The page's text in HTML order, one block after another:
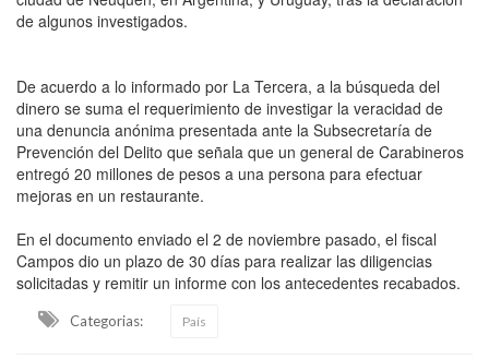
de algunos investigados.
De acuerdo a lo informado por La Tercera, a la búsqueda del
dinero se suma el requerimiento de investigar la veracidad de
una denuncia anónima presentada ante la Subsecretaría de
Prevención del Delito que señala que un general de Carabineros
entregó 20 millones de pesos a una persona para efectuar
mejoras en un restaurante.
En el documento enviado el 2 de noviembre pasado, el fiscal
Campos dio un plazo de 30 días para realizar las diligencias
solicitadas y remitir un informe con los antecedentes recabados.
Categorias: País